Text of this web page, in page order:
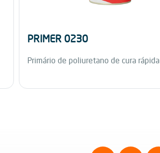
PRIMER 0230
Primário de poliuretano de cura rápida